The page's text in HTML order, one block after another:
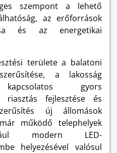
szempont a lehető
az erőforrások
és az energetikai
területe a balatoni
a lakosság
kapcsolatos gyors
fejlesztése és
új állomások
működő telephelyek
modern LED-
helyezésével valósul